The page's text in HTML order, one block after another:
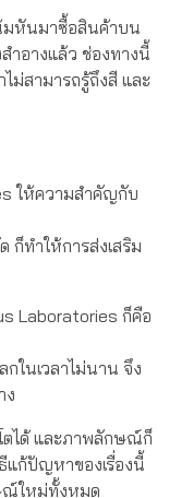
มหันมาซื้อสินค้าบน
ำอางแล้ว ช่องทางนี้
ม่สามารถรู้ถึงสี และ
ให้ความสำคัญกับ
ก็ทำให้การส่งเสริม
Laboratories ก็คือ
ในเวลาไม่นาน จึง
ง
ตได้ และภาพลักษณ์ก็
แก้ปัญหาของเรื่องนี้
ณ์ใหม่ทั้งหมด